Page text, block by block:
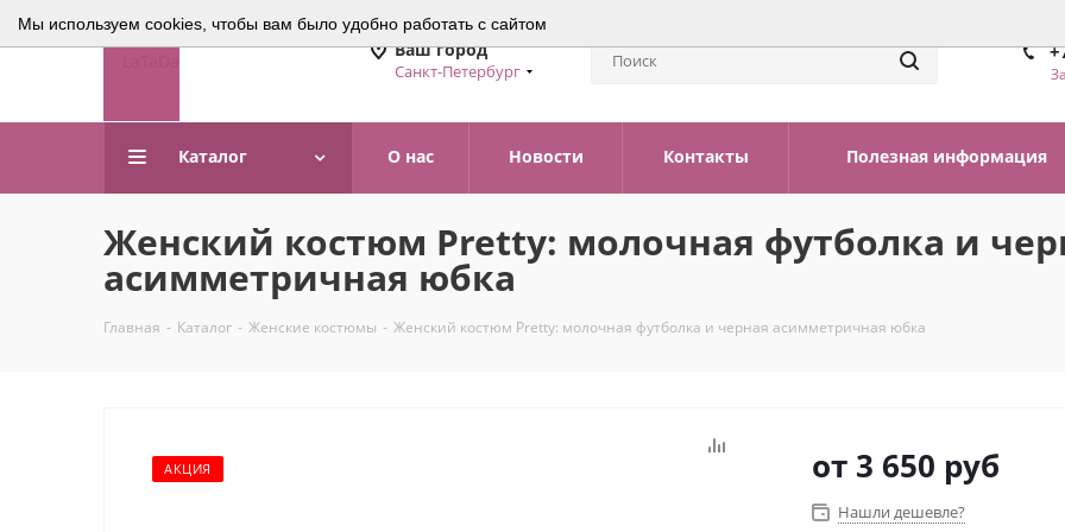
Мы используем cookies, чтобы вам было удобно работать с сайтом
Ваш город
Санкт-Петербург
Каталог О нас Новости Контакты Полезная информация
Женский костюм Pretty: молочная футболка и
асимметричная юбка
Главная - Каталог - Женские костюмы - Женский костюм Pretty: молочная футболка и черная асимметричная юбка
АКЦИЯ от 3 650 руб
Нашли дешевле?